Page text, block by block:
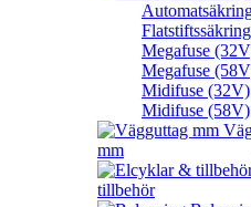
Megafuse
Megafuse
Midifuse (32V)
Midifuse (58V)
mm
tillbehör